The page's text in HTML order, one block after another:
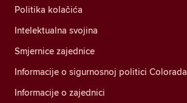
Politika kolačića
Intelektualna svojina
Smjernice zajednice
Informacije o sigurnosnoj politici Colorada
Informacije o zajednici